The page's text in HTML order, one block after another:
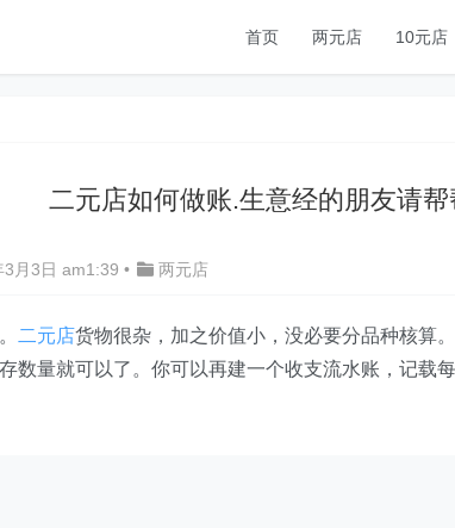
首页 两元店 10元店
二元店如何做账.生意经的朋友请帮
3月3日 am1:39 • 两元店
二元店货物很杂，加之价值小，没必要分品种核算
数量就可以了。你可以再建一个收支流水账，记载